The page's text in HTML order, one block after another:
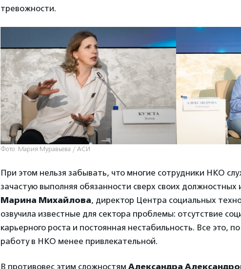
тревожности.
Фото: Мария Муравьева / АСИ
При этом нельзя забывать, что многие сотрудники НКО
зачастую выполняя обязанности сверх своих должностных
Марина Михайлова, директор Центра социальных
озвучила известные для сектора проблемы: отсутствие
карьерного роста и постоянная нестабильность. Все это,
работу в НКО менее привлекательной.
В противовес этим сложностям Александра